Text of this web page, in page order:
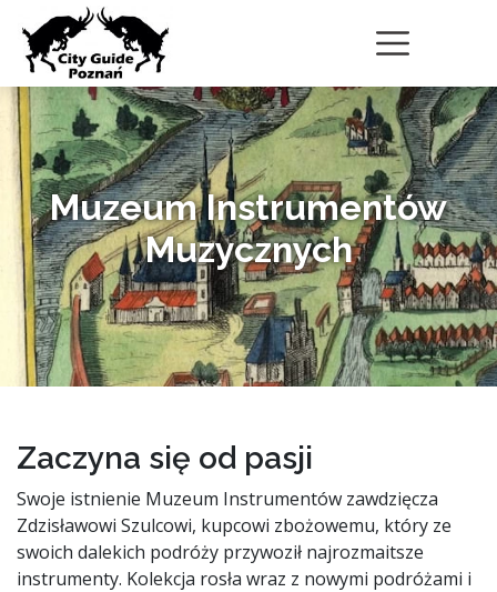
Muzeum Instrumentów
Muzycznych
Zaczyna się od pasji
Swoje istnienie Muzeum Instrumentów zawdzięcza
Zdzisławowi Szulcowi, kupcowi zbożowemu, który ze
swoich dalekich podróży przywoził najrozmaitsze
instrumenty. Kolekcja rosła wraz z nowymi podróżami i